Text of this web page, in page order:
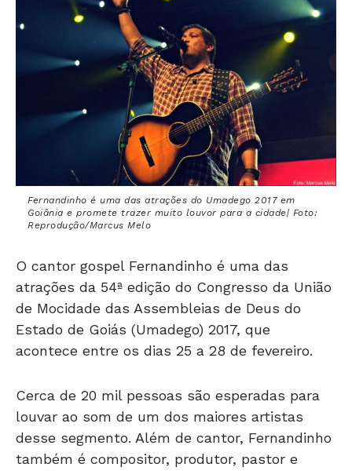
Fernandinho é uma das atrações do Umadego 2017 em
Goiânia e promete trazer muito louvor para a cidade| Foto:
Reprodução/Marcus Melo
O cantor gospel Fernandinho é uma das
atrações da 54ª edição do Congresso da União
de Mocidade das Assembleias de Deus do
Estado de Goiás (Umadego) 2017, que
acontece entre os dias 25 a 28 de fevereiro.
Cerca de 20 mil pessoas são esperadas para
louvar ao som de um dos maiores artistas
desse segmento. Além de cantor, Fernandinho
também é compositor, produtor, pastor e